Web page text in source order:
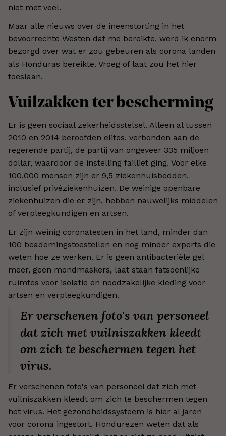
niet met veel.
Maar alle nieuws over de ineenstorting in het
bevoorrechte Westen dat me bereikte, werd ik enorm
bezorgd over wat er zou gebeuren als corona landen
als Honduras bereikte. Vroeg of laat zou het hier
toeslaan.
Vuilzakken ter bescherming
Er is geen sociaal zekerheidsstelsel. Alleen al tussen
2010 en 2014 beroofden elites, verbonden aan de
regerende partij, de partij van ongeveer 335 miljoen
dollar, waardoor de instelling failliet ging. Voor elke
100.000 mensen zijn er 9,5 ziekenhuisbedden,
inclusief privéziekenhuizen. De weinige openbare
ziekenhuizen die er zijn, hebben nauwelijks middelen
of verpleegkundigen en artsen.
Er zijn weinig coronatesten in het land, minder dan
100 beademingstoestellen en nog minder experts die
weten hoe ze werken. Er is geen antibacteriële gel
meer, geen mondmaskers, laat staan fatsoenlijke
ruimtes voor isolatie en noodzakelijke kleding voor
artsen en verpleegkundigen.
Er verschenen foto's van personeel
dat zich met vuilniszakken kleedt
om zich te beschermen tegen het
virus.
Er verschenen foto's van personeel dat zich met
vuilniszakken kleedt om zich te beschermen tegen
het virus. Het gezondheidssysteem is hier al jaren
voor corona ingestort. Hondurezen weten dat als